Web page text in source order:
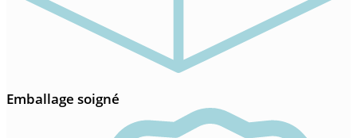
Emballage soigné